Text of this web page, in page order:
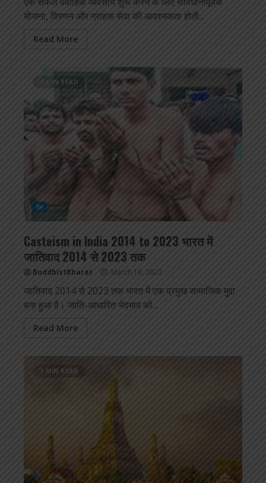
योजना, विपणन और ग्राहक सेवा की आवश्यकता होती...
Read More
1 MIN READ
देश
Casteism in India 2014 to 2023 भारत में
जातिवाद 2014 से 2023 तक
BuddhistBharat March 18, 2023
जातिवाद 2014 से 2023 तक भारत में एक प्रमुख सामाजिक मुद्दा
बना हुआ है। जाति-आधारित भेदभाव को...
Read More
1 MIN READ